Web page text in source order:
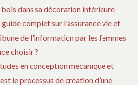
dans sa décoration intérieure
complet sur l'assurance vie et
de l'information par les femmes
choisir ?
en conception mécanique et
le processus de création d’une